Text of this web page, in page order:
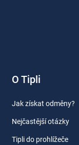
O Tipli
Jak získat odměny?
Nejčastější otázky
Tipli do prohlížeče